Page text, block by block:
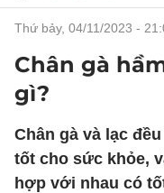
thứ bảy, 04/11/2023 -
Chân gà
gì?
Chân gà và lạc
tốt cho sức khỏe,
hợp với nhau có